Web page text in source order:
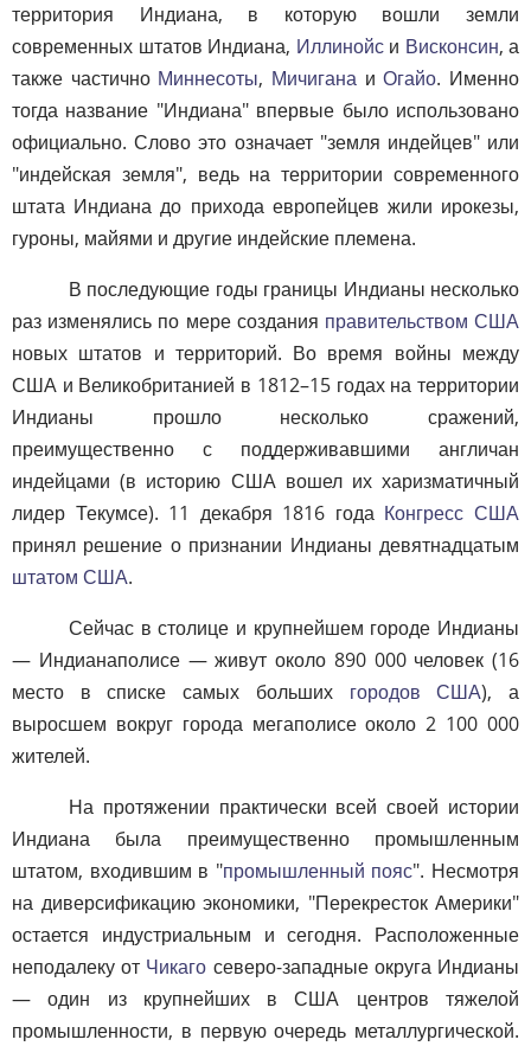
территория Индиана, в которую вошли земли
современных штатов Индиана, Иллинойси Висконсин, а
также частично Миннесоты, Мичигана иОгайо. Именно
тогда название "Индиана" впервые было использовано
официально. Слово это означает "земля индейцев" или
"индейская земля", ведь на территории современного
штата Индиана до прихода европейцев жили ирокезы,
гуроны, майями и другие индейские племена.
В последующие годы границы Индианы несколько
раз изменялись по мере создания правительством США
новых штатов и территорий. Во время войны между
США и Великобританией в 1812–15 годах на территории
Индианы прошло несколько сражений,
преимущественно с поддерживавшими англичан
индейцами (в историю США вошел их харизматичный
лидер Текумсе). 11 декабря 1816 года Конгресс США
принял решение о признании Индианы девятнадцатым
штатом США.
Сейчас в столице и крупнейшем городе Индианы
— Индианаполисе — живут около 890 000 человек (16
место в списке самых больших городов США), а
выросшем вокруг города мегаполисе около 2 100 000
жителей.
На протяжении практически всей своей истории
Индиана была преимущественно промышленным
штатом, входившим в "промышленный пояс". Несмотря
на диверсификацию экономики, "Перекресток Америки"
остается индустриальным и сегодня. Расположенные
неподалеку от Чикаго северо-западные округа Индианы
— один из крупнейших в США центров тяжелой
промышленности, в первую очередь металлургической.